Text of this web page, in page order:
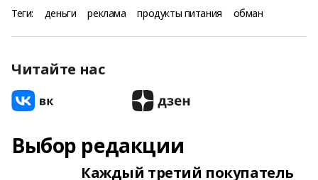
Теги: деньги реклама продукты питания обман
Читайте нас
Выбор редакции
Каждый третий покупатель